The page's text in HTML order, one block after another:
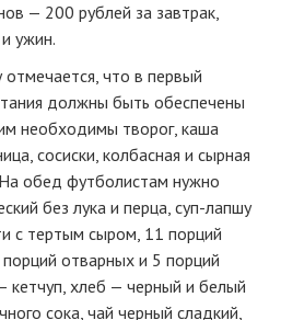
— 200 рублей за завтрак,
ужин.
что в первый
должны быть обеспечены
необходимы творог, каша
сосиски, колбасная и сырная
обед футболистам нужно
без лука и перца, суп-лапшу
с тертым сыром, 11 порций
отварных и 5 порций
кетчуп, хлеб — черный и белый
сока, чай черный сладкий,